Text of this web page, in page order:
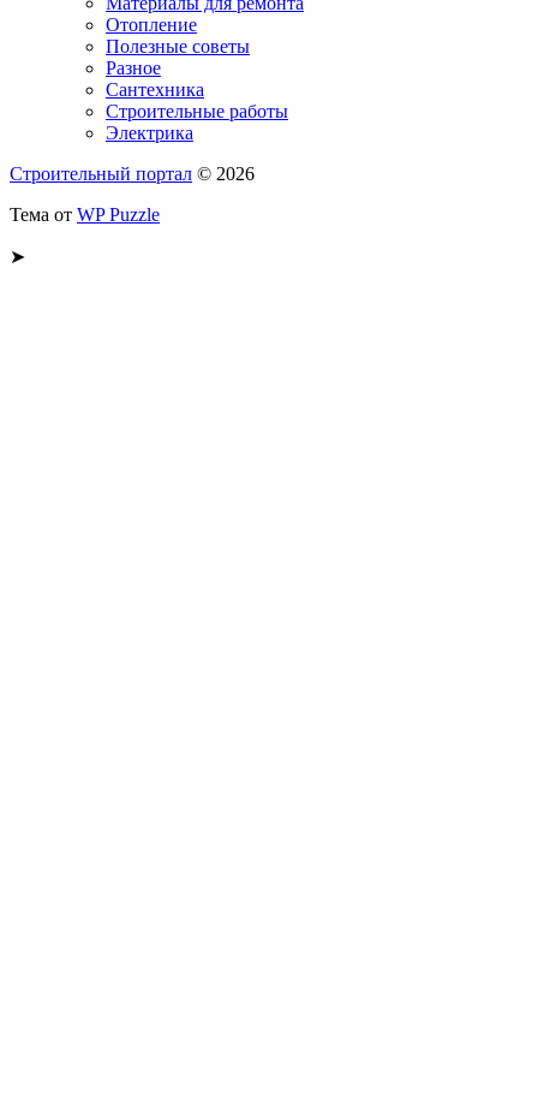
Отопление
Полезные советы
Разное
Сантехника
Строительные работы
Электрика
Строительный портал © 2026
Тема от WP Puzzle
➤